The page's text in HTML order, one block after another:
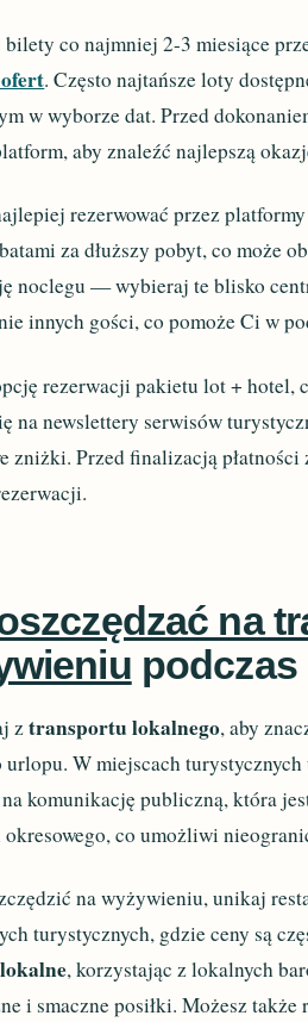
bilety co najmniej 2-3 miesiące
. Często najtańsze loty
w wyborze dat. Przed
aby znaleźć najlepszą
rezerwować przez
za dłuższy pobyt, co może
noclegu — wybieraj te blisko
innych gości, co pomoże Ci w
rezerwacji pakietu lot + hotel,
na newslettery serwisów
zniżki. Przed finalizacją
na
ztransportu lokalnego, aby
W miejscach
komunikację publiczną, która
co umożliwi
na wyżywieniu, unikaj
turystycznych, gdzie ceny są
, korzystając z lokalnych
i smaczne posiłki. Możesz